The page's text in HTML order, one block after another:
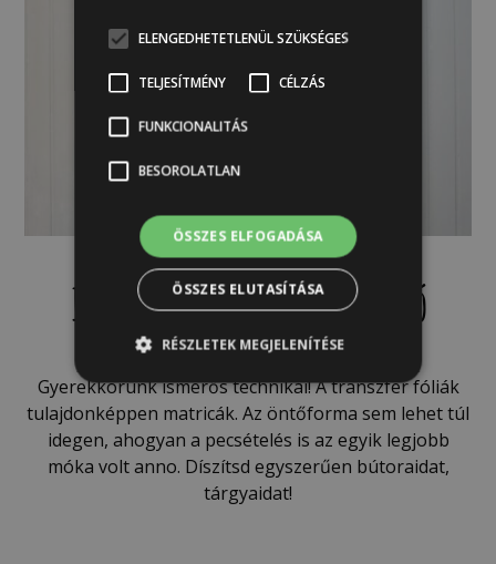
Iron Orchid Design bútordekoráció
Gyerekkorunk ismerős technikái! A transzfer fóliák
tulajdonképpen matricák. Az öntőforma sem lehet túl
idegen, ahogyan a pecsételés is az egyik legjobb
móka volt anno. Díszítsd egyszerűen bútoraidat,
tárgyaidat!
ELENGEDHETETLENÜL SZÜKSÉGES
TELJESÍTMÉNY CÉLZÁS
FUNKCIONALITÁS
BESOROLATLAN
ÖSSZES ELFOGADÁSA
ÖSSZES ELUTASÍTÁSA
RÉSZLETEK MEGJELENÍTÉSE